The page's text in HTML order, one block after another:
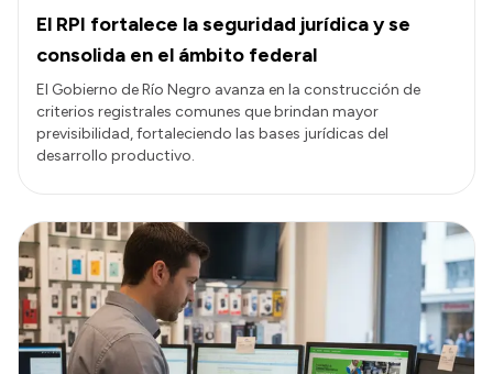
El RPI fortalece la seguridad jurídica y se
consolida en el ámbito federal
El Gobierno de Río Negro avanza en la construcción de
criterios registrales comunes que brindan mayor
previsibilidad, fortaleciendo las bases jurídicas del
desarrollo productivo.